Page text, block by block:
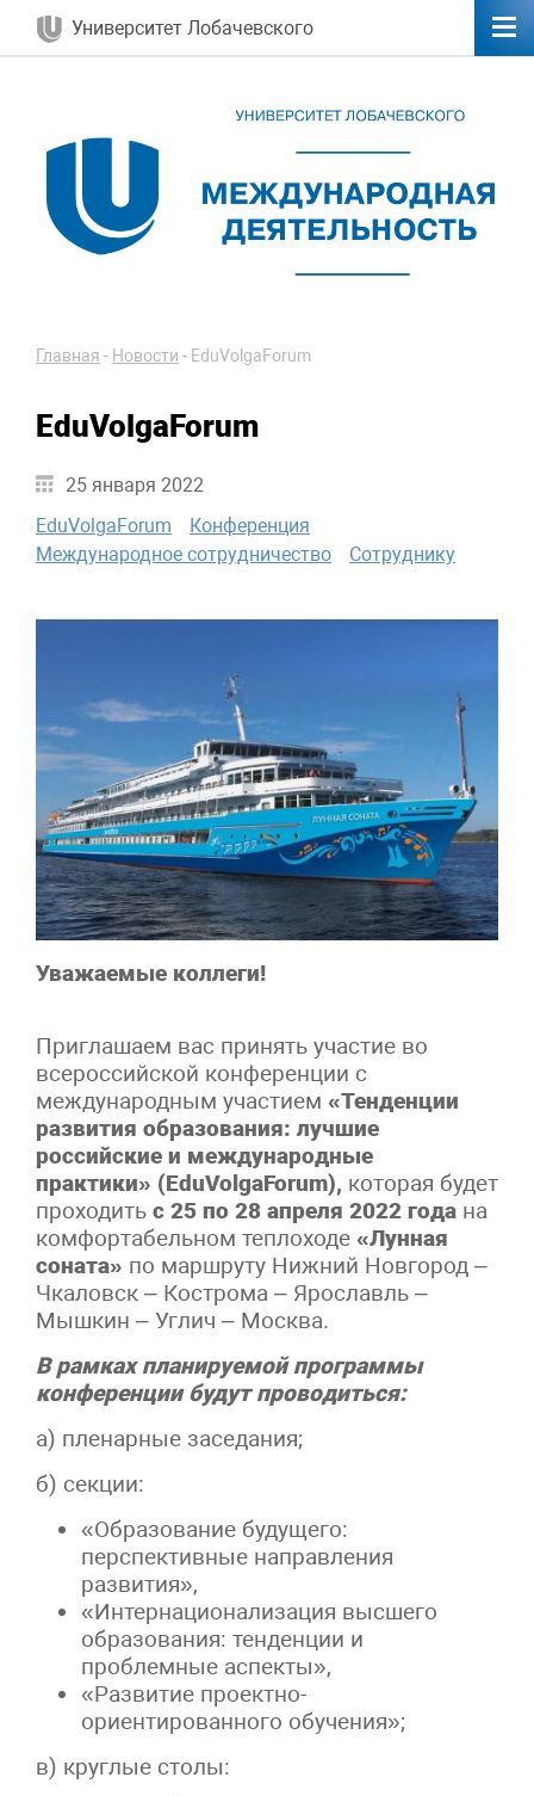
Университет Лобачевского
Главная - Новости - EduVolgaForum
EduVolgaForum
25 января 2022
EduVolgaForum
Конференция
Международное сотрудничество
Сотруднику
Уважаемые коллеги!
Приглашаем вас принять участие во
всероссийской конференции с
международным участием «Тенденции
развития образования: лучшие
российские и международные
практики» (EduVolgaForum), которая будет
проходить с 25 по 28 апреля 2022 года на
комфортабельном теплоходе «Лунная
соната» по маршруту Нижний Новгород –
Чкаловск – Кострома – Ярославль –
Мышкин – Углич – Москва.
В рамках планируемой программы
конференции будут проводиться:
а) пленарные заседания;
б) секции:
«Образование будущего:
перспективные направления
развития»,
«Интернационализация высшего
образования: тенденции и
проблемные аспекты»,
«Развитие проектно-
ориентированного обучения»;
в) круглые столы: